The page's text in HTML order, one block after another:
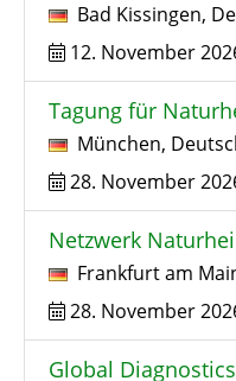
Bad Kissingen,
12. November
Tagung für
München,
28. November
Netzwerk
Frankfurt am
28. November
Global